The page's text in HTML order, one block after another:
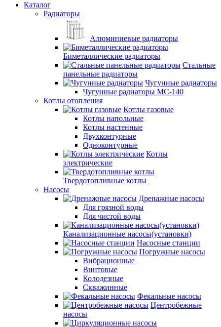
Каталог
Радиаторы
Алюминиевые радиаторы
Биметаллические радиаторы
Стальные
панельные радиаторы
Чугунные радиаторы
Чугунные радиаторы МС-140
Котлы отопления
Котлы газовые
Котлы напольные
Котлы настенные
Двухконтурные
Одноконтурные
Котлы
электрические
Твердотопливные котлы
Насосы
Дренажные насосы
Для грязной воды
Для чистой воды
Канализационные насосы(установки)
Насосные станции
Погружные насосы
Вибрационные
Винтовые
Колодезные
Скважинные
Фекальные насосы
Центробежные
насосы